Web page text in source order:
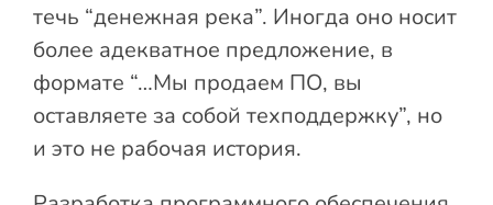
течь “денежная река”. Иногда оно носит
более адекватное предложение, в
формате “…Мы продаем ПО, вы
оставляете за собой техподдержку”, но
и это не рабочая история.